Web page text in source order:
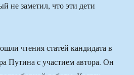
не заметил, что эти дети
чтения статей кандидата в
Путина с участием автора. Он